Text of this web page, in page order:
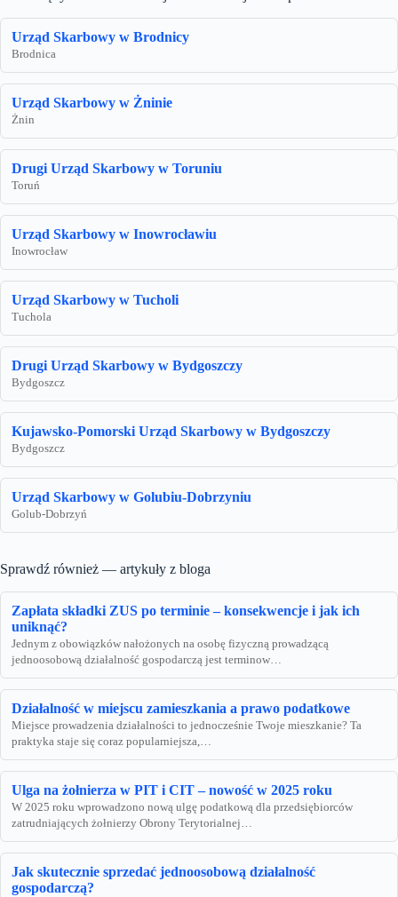
Urząd Skarbowy w Brodnicy
Brodnica
Urząd Skarbowy w Żninie
Żnin
Drugi Urząd Skarbowy w Toruniu
Toruń
Urząd Skarbowy w Inowrocławiu
Inowrocław
Urząd Skarbowy w Tucholi
Tuchola
Drugi Urząd Skarbowy w Bydgoszczy
Bydgoszcz
Kujawsko-Pomorski Urząd Skarbowy w Bydgoszczy
Bydgoszcz
Urząd Skarbowy w Golubiu-Dobrzyniu
Golub-Dobrzyń
Sprawdź również — artykuły z bloga
Zapłata składki ZUS po terminie – konsekwencje i jak ich
uniknąć?
Jednym z obowiązków nałożonych na osobę fizyczną prowadzącą
jednoosobową działalność gospodarczą jest terminow…
Działalność w miejscu zamieszkania a prawo podatkowe
Miejsce prowadzenia działalności to jednocześnie Twoje mieszkanie? Ta
praktyka staje się coraz popularniejsza,…
Ulga na żołnierza w PIT i CIT – nowość w 2025 roku
W 2025 roku wprowadzono nową ulgę podatkową dla przedsiębiorców
zatrudniających żołnierzy Obrony Terytorialnej…
Jak skutecznie sprzedać jednoosobową działalność
gospodarczą?